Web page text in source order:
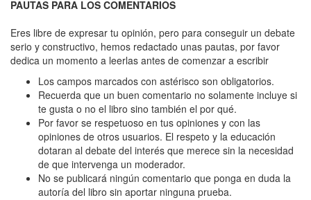
Occidentales
en
el
siglo
XVII,
Los
PAUTAS PARA LOS COMENTARIOS
Eres libre de expresar tu opinión, pero para conseguir un debate
serio y constructivo, hemos redactado unas pautas, por favor
dedica un momento a leerlas antes de comenzar a escribir
Los campos marcados con astérisco son obligatorios.
Recuerda que un buen comentario no solamente incluye si
te gusta o no el libro sino también el por qué.
Por favor se respetuoso en tus opiniones y con las
opiniones de otros usuarios. El respeto y la educación
dotaran al debate del interés que merece sin la necesidad
de que intervenga un moderador.
No se publicará ningún comentario que ponga en duda la
autoría del libro sin aportar ninguna prueba.